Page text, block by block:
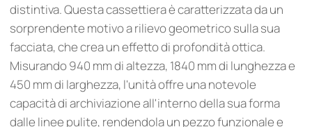
distintiva. Questa cassettiera è caratterizzata da un
sorprendente motivo a rilievo geometrico sulla sua
facciata, che crea un effetto di profondità ottica.
Misurando 940 mm di altezza, 1840 mm di lunghezza e
450 mm di larghezza, l'unità offre una notevole
capacità di archiviazione all'interno della sua forma
dalle linee pulite, rendendola un pezzo funzionale e